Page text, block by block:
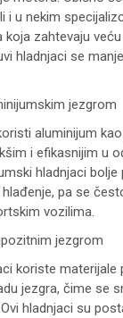
i u nekim
koja zahtevaju
hladnjaci se
jezgrom
aluminijum
i efikasnijim u
hladnjaci
pa se
vozilima.
jezgrom
koriste materijale
jezgra, čime se
hladnjaci su